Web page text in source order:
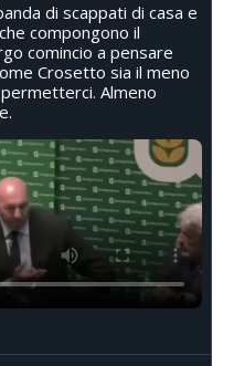
di scappati di casa e
compongono il
comincio a pensare
Crosetto sia il meno
Almeno